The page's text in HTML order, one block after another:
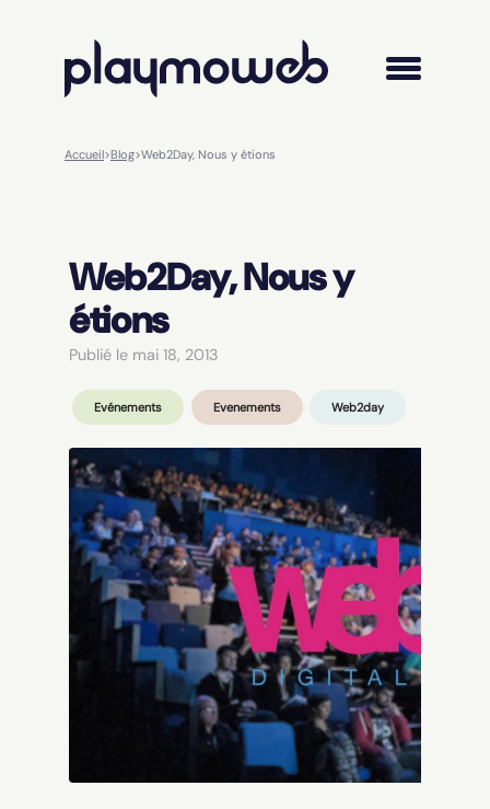
Accueil>Blog>Web2Day, Nous y étions
Web2Day, Nous y
étions
Publié le mai 18, 2013
Evénements Evenements Web2day